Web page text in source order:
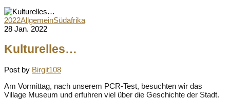
2022AllgemeinSüdafrika
28 Jan. 2022
Kulturelles…
Post by Birgit108
Am Vormittag, nach unserem PCR-Test, besuchten wir das
Village Museum und erfuhren viel über die Geschichte der Stadt.